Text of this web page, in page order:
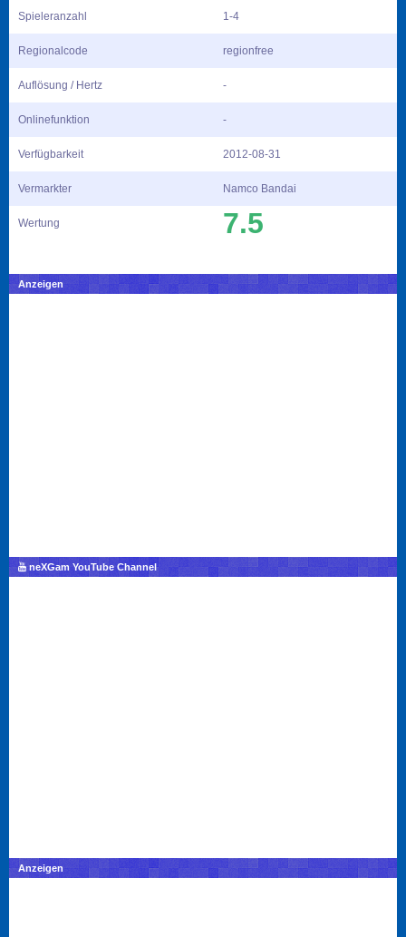
Spieleranzahl 1-4
Regionalcode regionfree
Auflösung / Hertz -
Onlinefunktion -
Verfügbarkeit 2012-08-31
Vermarkter Namco Bandai
Wertung 7.5
Anzeigen
neXGam YouTube Channel
Anzeigen